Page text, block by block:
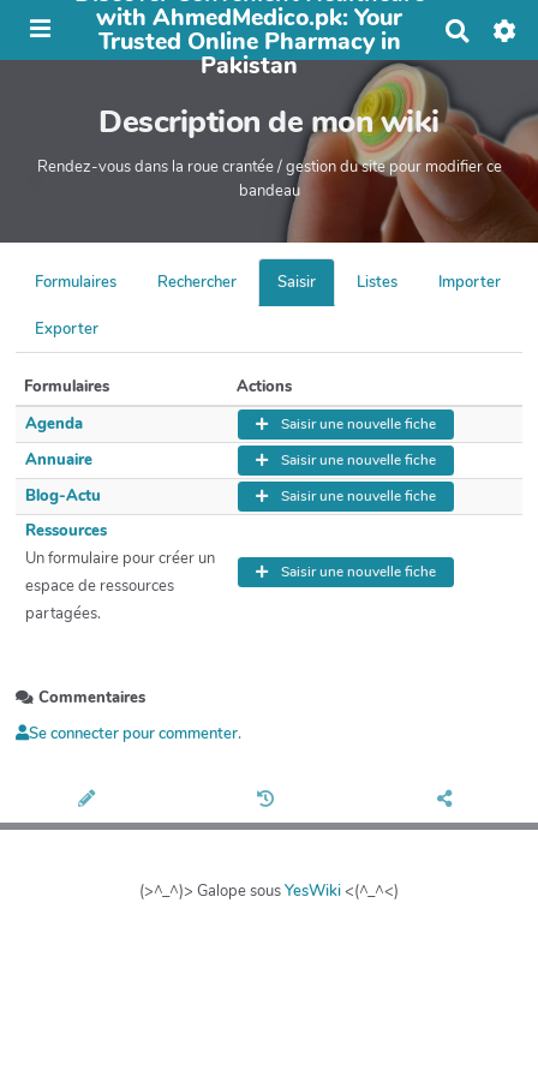
with AhmedMedico.pk: Your
Trusted Online Pharmacy in
Pakistan
e
r
c
r
Description de mon wiki
Rendez-vous dans la roue crantée / gestion du site pour modifier ce
bandeau
Formulaires Rechercher Saisir Listes Importer
Exporter
Formulaires
Actions
Agenda
Saisir une nouvelle fiche
Annuaire Saisir une nouvelle fiche
Blog-Actu Saisir une nouvelle fiche
Ressources
Un formulaire pour créer un
espace de ressources
partagées.
Saisir une nouvelle fiche
Commentaires
Se connecter pour commenter.
(>^_^)> Galope sousYesWiki<(^_^<)